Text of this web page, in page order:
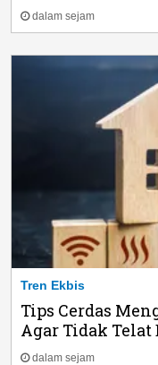
dalam sejam
Tren Ekbis
Tips Cerdas
Agar Tidak Telat
dalam sejam